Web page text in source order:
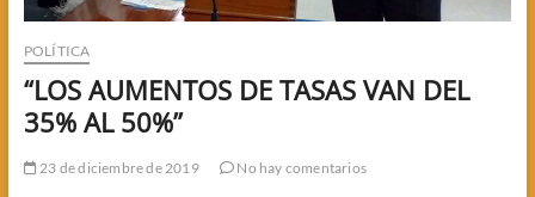
POLÍTICA
“LOS AUMENTOS DE TASAS VAN DEL
35% AL 50%”
23 de diciembre de 2019 No hay comentarios